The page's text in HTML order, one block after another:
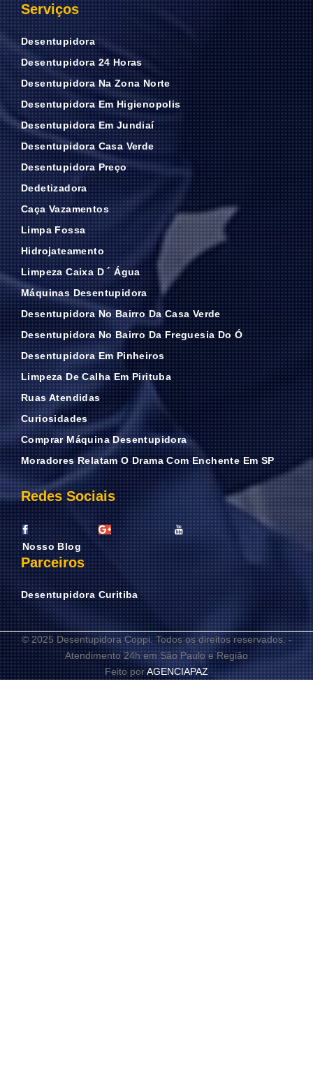
Serviços
Desentupidora
Desentupidora 24 Horas
Desentupidora Na Zona Norte
Desentupidora Em Higienopolis
Desentupidora Em Jundiaí
Desentupidora Casa Verde
Desentupidora Preço
Dedetizadora
Caça Vazamentos
Limpa Fossa
Hidrojateamento
Limpeza Caixa D ´ Água
Máquinas Desentupidora
Desentupidora No Bairro Da Casa Verde
Desentupidora No Bairro Da Freguesia Do Ó
Desentupidora Em Pinheiros
Limpeza De Calha Em Pirituba
Ruas Atendidas
Curiosidades
Comprar Máquina Desentupidora
Moradores Relatam O Drama Com Enchente Em SP
Redes Sociais
Nosso Blog
Parceiros
Desentupidora Curitiba
© 2025 Desentupidora Coppi. Todos os direitos reservados. -
Atendimento 24h em São Paulo e Região
Feito porAGENCIAPAZ